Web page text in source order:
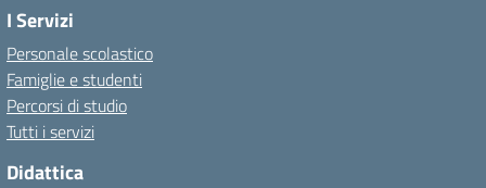
I Servizi
Personale scolastico
Famiglie e studenti
Percorsi di studio
Tutti i servizi
Didattica